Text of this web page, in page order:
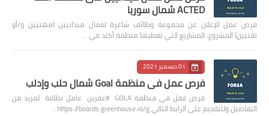
ACTED شمال سوريا
فرص عمل الإعلان عن مجموعة وظائف شاغرة لعمال ميدانيين (مهنيين و/أو
تقنيين) المشروع: المشاريع التي تغطيها منظمة أكتد في …
01 ديسمبر 2021
فرص عمل في منظمة Goal شمال حلب وإدلب
فرص عمل في منظمة GOLA #عفرين عامل نظافة لمزيد من
التفاصيل وللتقديم على الرابط التالي https://boards.greenhouse.io/g…